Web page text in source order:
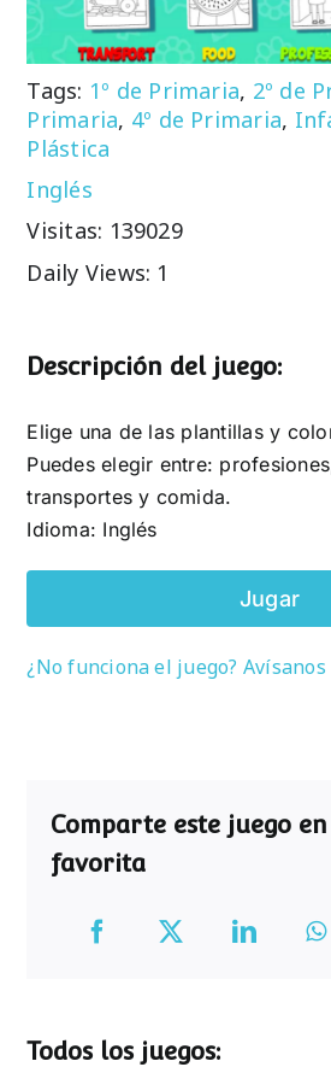
Tags: 1º de Primaria, 2º de
Primaria, 4º de Primaria,
Plástica
Inglés
Visitas: 139029
Daily Views: 1
Descripción del juego:
Elige una de las plantillas y
Puedes elegir entre:
transportes y comida.
Idioma: Inglés
Jugar
¿No funciona el juego? Avísanos
Comparte este juego
favorita
Todos los juegos: